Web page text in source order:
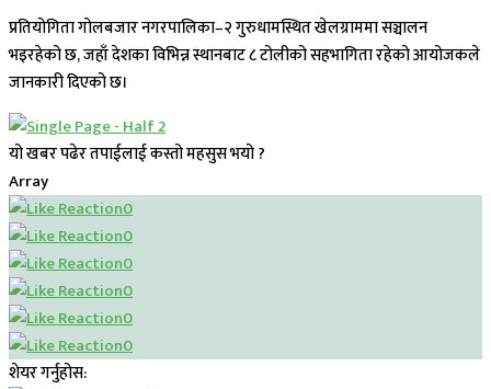
प्रतियोगिता गोलबजार नगरपालिका–२ गुरुधामस्थित खेलग्राममा सञ्चालन
भइरहेको छ, जहाँ देशका विभिन्न स्थानबाट ८ टोलीको सहभागिता रहेको आयोजकले
जानकारी दिएको छ।
यो खबर पढेर तपाईलाई कस्तो महसुस भयो ?
Array
0
0
0
0
0
0
शेयर गर्नुहोस: